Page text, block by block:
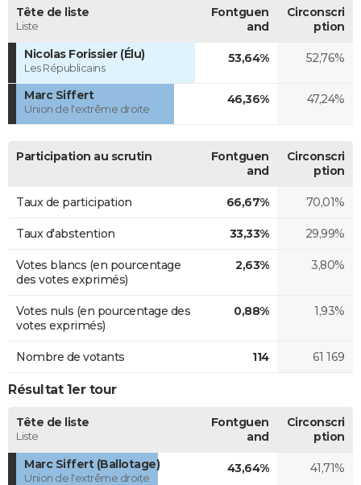
Tête de liste
Liste
Fontguen
and
Circonscri
ption
Nicolas Forissier (Élu)
Les Républicains
53,64% 52,76%
Marc Siffert
Union de l'extrême droite
46,36% 47,24%
Participation au scrutin
Fontguen
and
Circonscri
ption
Taux de participation 66,67% 70,01%
Taux d'abstention 33,33% 29,99%
Votes blancs (en pourcentage
des votes exprimés)
2,63% 3,80%
Votes nuls (en pourcentage des
votes exprimés)
0,88% 1,93%
Nombre de votants 114 61 169
Résultat 1er tour
Tête de liste
Liste
Fontguen
and
Circonscri
ption
Marc Siffert (Ballotage)
Union de l'extrême droite
43,64% 41,71%